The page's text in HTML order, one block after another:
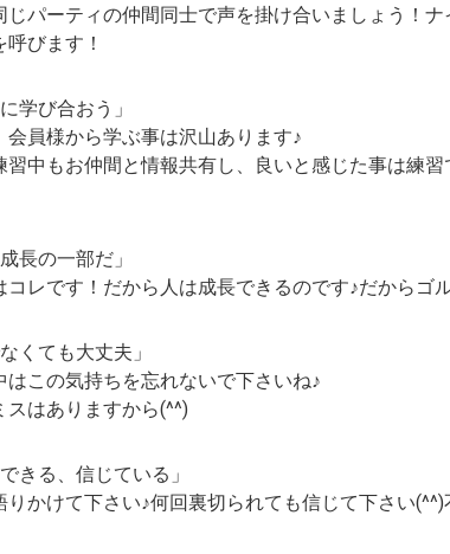
じパーティの仲間同士で声を掛け合いましょう！
びます！
学び合おう」
会員様から学ぶ事は沢山あります♪
習中もお仲間と情報共有し、良いと感じた事は練習
長の一部だ」
コレです！だから人は成長できるのです♪だからゴ
くても大丈夫」
はこの気持ちを忘れないで下さいね♪
スはありますから(^^)
きる、信じている」
りかけて下さい♪何回裏切られても信じて下さい(^^)